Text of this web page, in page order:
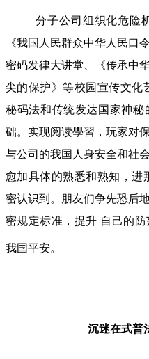
分子公司组织化危险
《我国人民群众中华人民口
密码发律大讲堂、《传承中
尖的保护》等校园宣传文化
秘码法和传统发达国家神
础。实现阅读學習，玩家对
与公司的我国人身安全和社
愈加具体的熟悉和熟知，进
密认识到。朋友们争先恐后
密规定标准，提升 自己的
我国平安。
沉迷在式普